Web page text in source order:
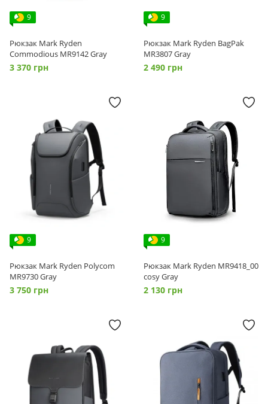
9
Рюкзак Mark Ryden
Commodious MR9142 Gray
3 370 грн
9
Рюкзак Mark Ryden BagPak
MR3807 Gray
2 490 грн
9
Рюкзак Mark Ryden Polycom
MR9730 Gray
3 750 грн
9
Рюкзак Mark Ryden MR9418_00
сosy Gray
2 130 грн